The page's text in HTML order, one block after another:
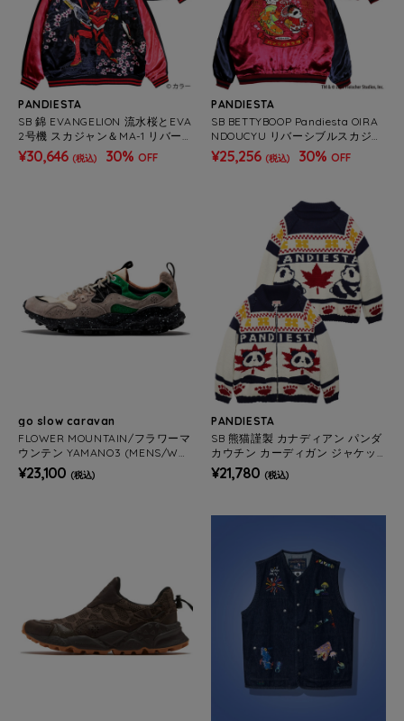
PANDIESTA
SB 錦 EVANGELION 流水桜とEVA
2号機 スカジャン＆MA-1 リバー
シブル ブルゾン レッド(595351
MENS/WOMENS)
¥30,646 (税込) 30% OFF
PANDIESTA
SB BETTYBOOP Pandiesta OIRA
NDOUCYU リバーシブルスカジャ
ン ワイン（516850 MENS/WOM
ENS)
¥25,256 (税込) 30% OFF
go slow caravan
FLOWER MOUNTAIN/フラワーマ
ウンテン YAMANO3 (MENS/WO
MENS)
¥23,100 (税込)
PANDIESTA
SB 熊猫謹製 カナディアン パンダ
カウチン カーディガン ジャケッ
ト(595960 MENS/WOMENS)
¥21,780 (税込)